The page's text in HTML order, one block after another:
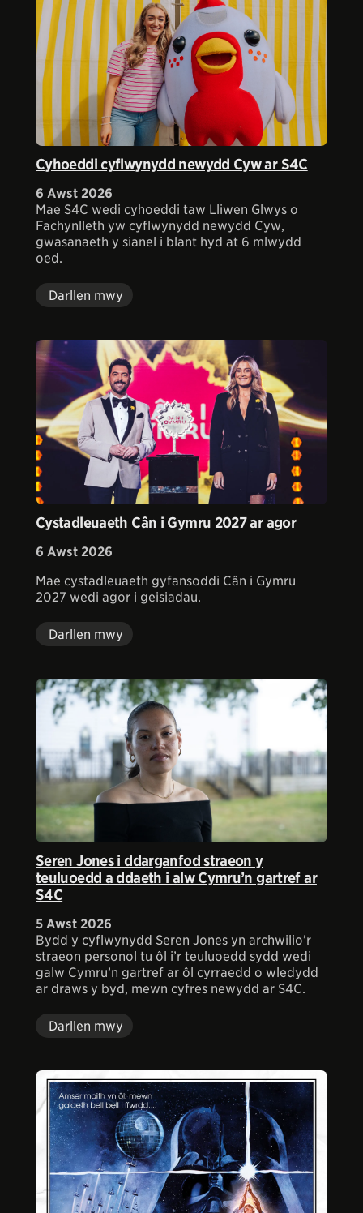
Cyhoeddi cyflwynydd newydd Cyw ar S4C
6 Awst 2026
Mae S4C wedi cyhoeddi taw Lliwen Glwys o
Fachynlleth yw cyflwynydd newydd Cyw,
gwasanaeth y sianel i blant hyd at 6 mlwydd
oed.
Darllen mwy
Cystadleuaeth Cân i Gymru 2027 ar agor
6 Awst 2026
Mae cystadleuaeth gyfansoddi Cân i Gymru
2027 wedi agor i geisiadau.
Darllen mwy
Seren Jones i ddarganfod straeon y
teuluoedd a ddaeth i alw Cymru’n gartref ar
S4C
5 Awst 2026
Bydd y cyflwynydd Seren Jones yn archwilio’r
straeon personol tu ôl i’r teuluoedd sydd wedi
galw Cymru’n gartref ar ôl cyrraedd o wledydd
ar draws y byd, mewn cyfres newydd ar S4C.
Darllen mwy